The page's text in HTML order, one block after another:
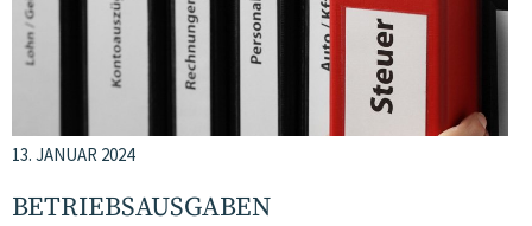
13. JANUAR 2024
BETRIEBSAUSGABEN